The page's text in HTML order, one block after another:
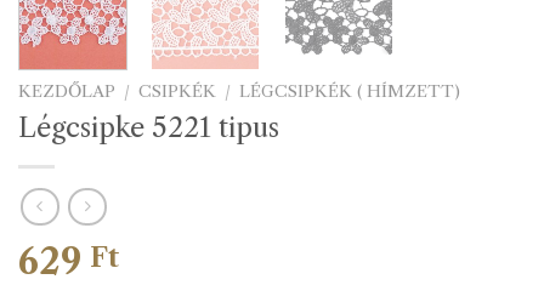
KEZDŐLAP / CSIPKÉK / LÉGCSIPKÉK ( HÍMZETT)
Légcsipke 5221 tipus
629 Ft